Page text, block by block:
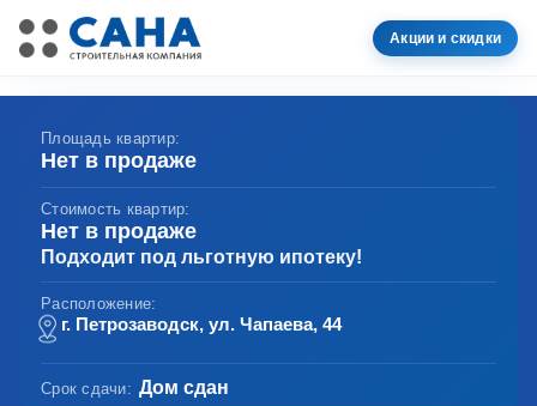
Акции и скидки
Площадь квартир:
Нет в продаже
Стоимость квартир:
Нет в продаже
Подходит под льготную ипотеку!
Расположение:
г. Петрозаводск, ул. Чапаева, 44
Срок сдачи: Дом сдан